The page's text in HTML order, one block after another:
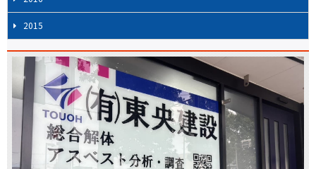
2015